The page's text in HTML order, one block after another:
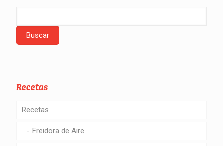
Recetas
Recetas
Freidora de Aire